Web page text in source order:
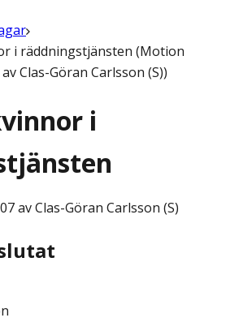
i räddningstjänsten (Motion
Clas-Göran Carlsson (S))
i
av Clas-Göran Carlsson (S)